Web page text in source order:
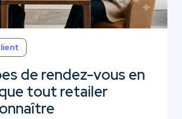
de rendez-vous en
tout retailer